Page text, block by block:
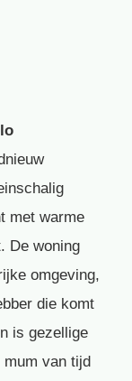
met warme
De woning
omgeving,
die komt
is gezellige
van tijd